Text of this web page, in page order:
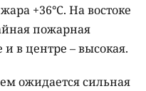
+36°C. На востоке
пожарная
и в центре – высокая.
ожидается сильная